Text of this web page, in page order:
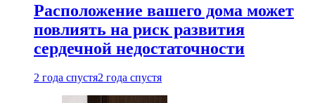
Расположение вашего дома может
повлиять на риск развития
сердечной недостаточности
2 года спустя2 года спустя